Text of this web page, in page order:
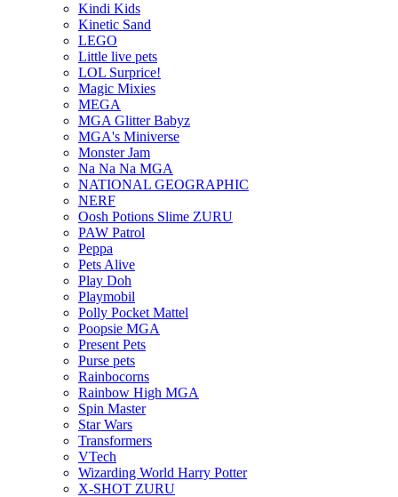
Kindi Kids
Kinetic Sand
LEGO
Little live pets
LOL Surprice!
Magic Mixies
MEGA
MGA Glitter Babyz
MGA's Miniverse
Monster Jam
Na Na Na MGA
NATIONAL GEOGRAPHIC
NERF
Oosh Potions Slime ZURU
PAW Patrol
Peppa
Pets Alive
Play Doh
Playmobil
Polly Pocket Mattel
Poopsie MGA
Present Pets
Purse pets
Rainbocorns
Rainbow High MGA
Spin Master
Star Wars
Transformers
VTech
Wizarding World Harry Potter
X-SHOT ZURU